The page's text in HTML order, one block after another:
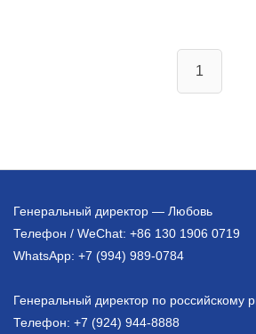
1
Генеральный директор — Любовь
Телефон / WeChat: +86 130 1906 0719
WhatsApp: +7 (994) 989-0784
Генеральный директор по российскому
Телефон: +7 (924) 944-8888